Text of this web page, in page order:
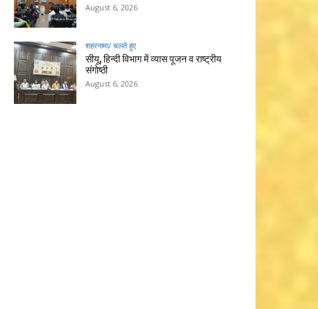
August 6, 2026
शहरनामा/ चलते हुए
सीयू, हिन्दी विभाग में व्यास पूजन व राष्ट्रीय
संगोष्ठी
August 6, 2026